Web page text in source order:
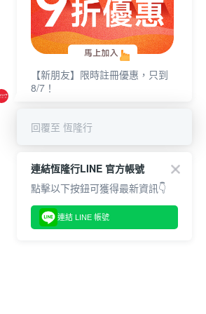
【新朋友】限時註冊優惠，只到
8/7！
回覆至 恆隆行
連結恆隆行LINE 官方帳號
點擊以下按鈕可獲得最新資訊👇
連結 LINE 帳號